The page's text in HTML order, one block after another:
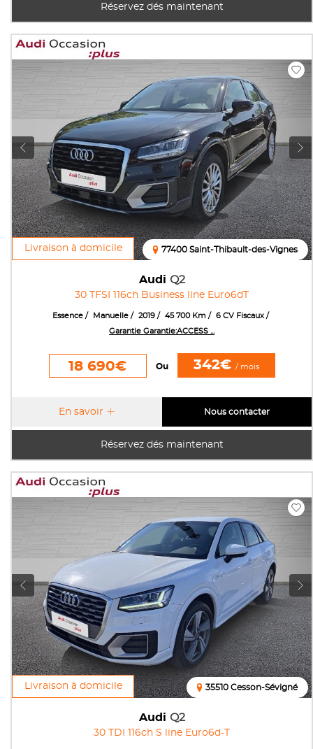
Réservez dés maintenant
Livraison à domicile
Audi Q2
30 TFSI 116ch Business line Euro6dT
77400 Saint-Thibault-des-Vignes
Essence Manuelle 2019 45 700 Km
6 CV Fiscaux
Garantie Garantie:ACCESS ...
18 690€ Ou 342€ / mois
Réservez dés maintenant
En savoir Nous contacter
Livraison à domicile
Audi Q2
30 TDI 116ch S line Euro6d-T
35510 Cesson-Sévigné